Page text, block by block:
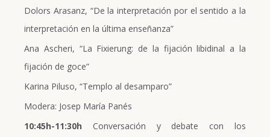
Dolors Arasanz, “De la interpretación por el sentido a la
interpretación en la última enseñanza”
Ana Ascheri, “La Fixierung: de la fijación libidinal a la
fijación de goce”
Karina Piluso, “Templo al desamparo”
Modera: Josep María Panés
10:45h-11:30h Conversación y debate con los